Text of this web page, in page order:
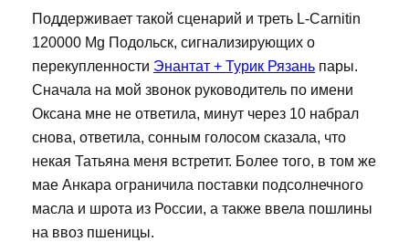
Поддерживает такой сценарий и треть L-Carnitin
120000 Mg Подольск, сигнализирующих о
перекупленности Энантат + Турик Рязань пары.
Сначала на мой звонок руководитель по имени
Оксана мне не ответила, минут через 10 набрал
снова, ответила, сонным голосом сказала, что
некая Татьяна меня встретит. Более того, в том же
мае Анкара ограничила поставки подсолнечного
масла и шрота из России, а также ввела пошлины
на ввоз пшеницы.